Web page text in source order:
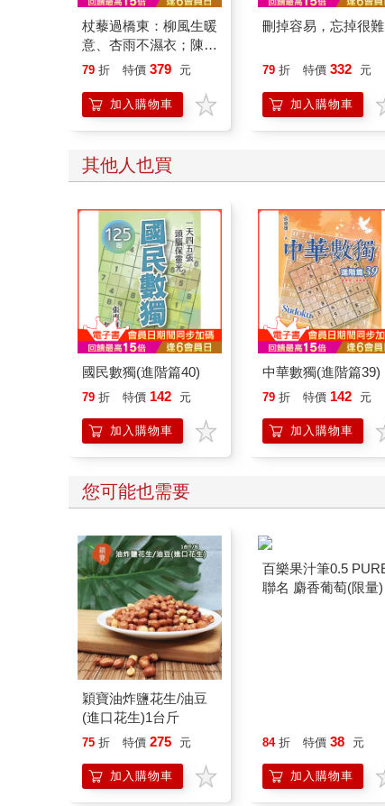
杖藜過橋東：柳風生暖
意、杏雨不濕衣；陳亮
恭談以心轉境的適齡漫
79 折 特價 379 元
加入購物車
刪掉容易，忘掉很難
79 折 特價 332 元
加入購物車
其他人也買
國民數獨(進階篇40)
79 折 特價 142 元
加入購物車
中華數獨(進階篇39)
79 折 特價 142 元
加入購物車
您可能也需要
穎寶油炸鹽花生/油豆
(進口花生)1台斤
75 折 特價 275 元
加入購物車
84 折 特價 38 元
加入購物車